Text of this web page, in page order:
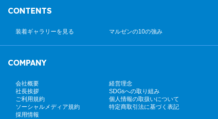
CONTENTS
装着ギャラリーを見る マルゼンの10の強み
COMPANY
会社概要
経営理念
社長挨拶
SDGsへの取り組み
ご利用規約
個人情報の取扱いについて
ソーシャルメディア規約
特定商取引法に基づく表記
採用情報